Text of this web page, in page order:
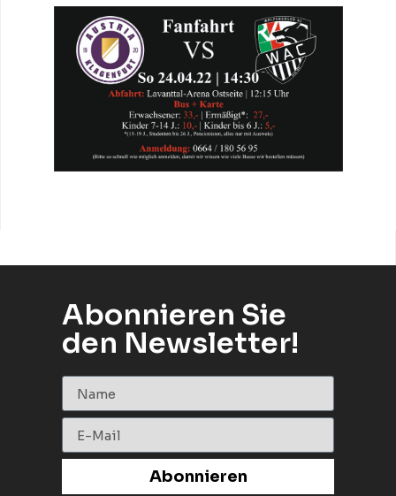
Abonnieren Sie
den Newsletter!
Abonnieren